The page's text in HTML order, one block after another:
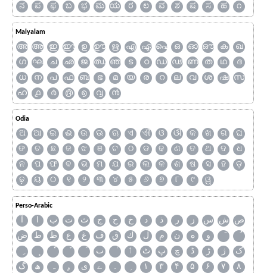
ನ
ಪ ಫ ಬ ಭ ಮ ಯ ರ ಲ ವ ಶ ಷ ಸ ಹ ೧
Malyalam
അ ആ ഇ ഈ ഉ ഊ ഋ എ ഏ ഐ ഒ ഓ ഔ ക
ഖ
ഗ
ഘ ച ഛ ജ ഝ ഞ ട ഠ ഡ ഢ ണ ത ഥ
ദ
ധ
ന പ ഫ ബ ഭ മ യ ര റ ല വ ശ ഷ
സ
ഹ
൧ ൪ ൫ ൭ ൮ ൯
Odia
ଅ ଆ ଇ ଈ ଉ ଊ ଋ ଏ ଐ ଓ ଔ କ ଖ ଗ
ଘ
ଙ
ଚ ଛ ଜ ଝ ଞ ଟ ଠ ଡ ଢ ଣ ତ ଥ ଦ
ଧ
ନ
ପ ଫ ବ ଭ ମ ଯ ର ଲ ଳ ଶ ଷ ସ ହ
ଡ଼
ଢ଼
ୟ ୦ ୧ ୨ ୩ ୪ ୫ ୬ ୭ ୮ ୯ ୱ
Perso-Arabic
آ ا ب ت ث ج ح خ د ذ ر ز س ش ص
ض
ط ظ ع غ ف ق ك ل م ن ه
و
ٮ
ٲ ٹ پ چ ڈ ڑ ژ
ک
گ
ھ ہ ۄ ی ے ۔ ۱ ۳ ۴ ۵ ۶ ۷
۸